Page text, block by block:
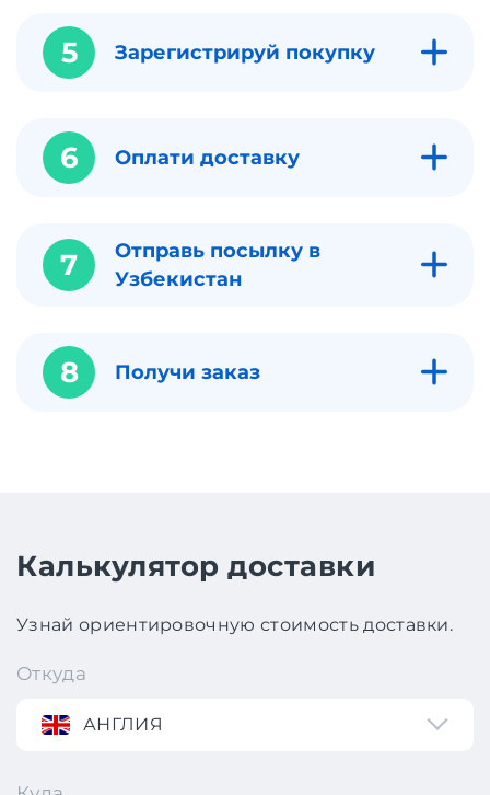
5 Зарегистрируй покупку
6 Оплати доставку
7
Отправь посылку в
Узбекистан
8 Получи заказ
Калькулятор доставки
Узнай ориентировочную стоимость доставки.
Откуда
АНГЛИЯ